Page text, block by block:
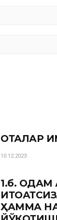
ОТАЛАР
10.12.2023
1.б. ОДАМ
ҲАММА